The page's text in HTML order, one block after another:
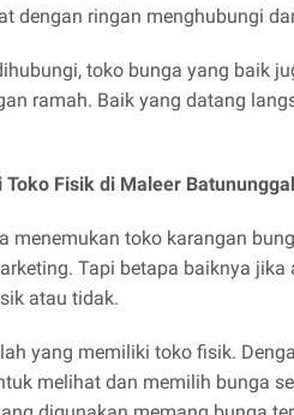
dengan ringan menghubungi
toko bunga yang baik
ramah. Baik yang datang
Fisik di Maleer
menemukan toko karangan
Tapi betapa baiknya
atau tidak.
yang memiliki toko fisik.
melihat dan memilih bunga